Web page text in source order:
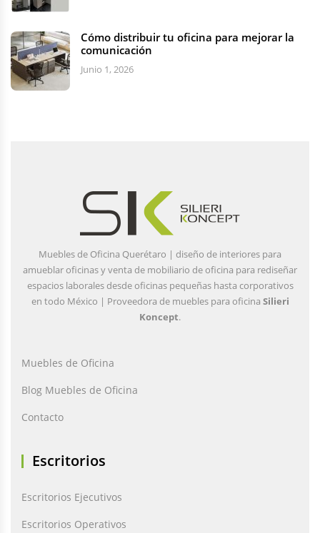
Cómo distribuir tu oficina para mejorar la
comunicación
Junio 1, 2026
Muebles de Oficina Querétaro | diseño de interiores para
amueblar oficinas y venta de mobiliario de oficina para rediseñar
espacios laborales desde oficinas pequeñas hasta corporativos
en todo México | Proveedora de muebles para oficina Silieri
Koncept.
Muebles de Oficina
Blog Muebles de Oficina
Contacto
Escritorios
Escritorios Ejecutivos
Escritorios Operativos